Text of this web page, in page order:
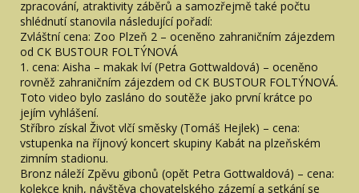
zpracování, atraktivity záběrů a samozřejmě také počtu
shlédnutí stanovila následující pořadí:
Zvláštní cena: Zoo Plzeň 2 – oceněno zahraničním zájezdem
od CK BUSTOUR FOLTÝNOVÁ
1. cena: Aisha – makak lví (Petra Gottwaldová) – oceněno
rovněž zahraničním zájezdem od CK BUSTOUR FOLTÝNOVÁ.
Toto video bylo zasláno do soutěže jako první krátce po
jejím vyhlášení.
Stříbro získal Život vlčí směsky (Tomáš Hejlek) – cena:
vstupenka na říjnový koncert skupiny Kabát na plzeňském
zimním stadionu.
Bronz náleží Zpěvu gibonů (opět Petra Gottwaldová) – cena:
kolekce knih, návštěva chovatelského zázemí a setkání se